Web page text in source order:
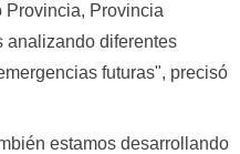
Provincia, Provincia
analizando diferentes
futuras", precisó
estamos desarrollando